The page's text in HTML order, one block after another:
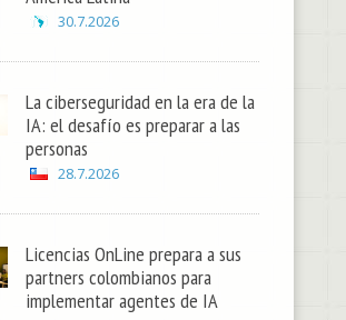
30.7.2026
La ciberseguridad en la era de la
IA: el desafío es preparar a las
personas
28.7.2026
Licencias OnLine prepara a sus
partners colombianos para
implementar agentes de IA